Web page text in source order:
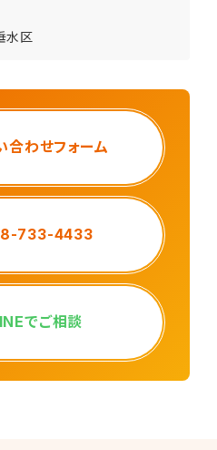
水区
合わせフォーム
733-4433
でご相談